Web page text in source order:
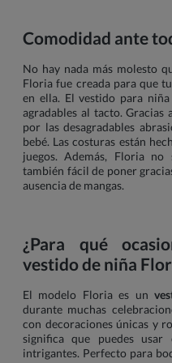
Comodidad ante
No hay nada más molesto
Floria fue creada para que
en ella. El vestido para
agradables al tacto. Gracias
por las desagradables
bebé. Las costuras están
juegos. Además, Floria
también fácil de poner
ausencia de mangas.
¿Para qué
vestido de niña
El modelo Floria es un
durante muchas
con decoraciones únicas y
significa que puedes usar
intrigantes. Perfecto para